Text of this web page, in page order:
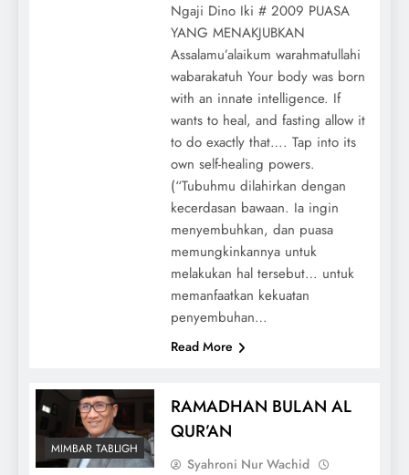
Ngaji Dino Iki # 2009 PUASA
YANG MENAKJUBKAN
Assalamu’alaikum warahmatullahi
wabarakatuh Your body was born
with an innate intelligence. If
wants to heal, and fasting allow it
to do exactly that…. Tap into its
own self-healing powers.
(“Tubuhmu dilahirkan dengan
kecerdasan bawaan. Ia ingin
menyembuhkan, dan puasa
memungkinkannya untuk
melakukan hal tersebut… untuk
memanfaatkan kekuatan
penyembuhan…
Read More
MIMBAR TABLIGH
RAMADHAN BULAN AL
QUR’AN
Syahroni Nur Wachid